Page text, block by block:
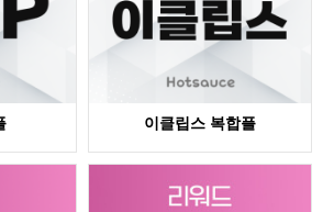
이클립스 복합플